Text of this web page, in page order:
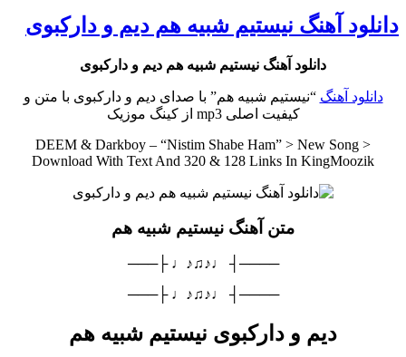
دانلود آهنگ نیستیم شبیه هم دیم و دارکبوی
دانلود آهنگ نیستیم شبیه هم دیم و دارکبوی
دانلود آهنگ “نیستیم شبیه هم” با صدای دیم و دارکبوی با متن و
کیفیت اصلی mp3 از کینگ موزیک
DEEM & Darkboy – “Nistim Shabe Ham” > New Song >
Download With Text And 320 & 128 Links In KingMoozik
متن آهنگ نیستیم شبیه هم
────┤ ♩♪♫♪♩ ├───
────┤ ♩♪♫♪♩ ├───
دیم و دارکبوی نیستیم شبیه هم